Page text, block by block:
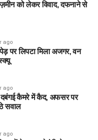
को लेकर विवाद, दफनाने से
ago
पेड़ पर लिपटा मिला अजगर, वन
ago
दबंगई कैमरे में कैद, अफसर पर
सवाल
ago